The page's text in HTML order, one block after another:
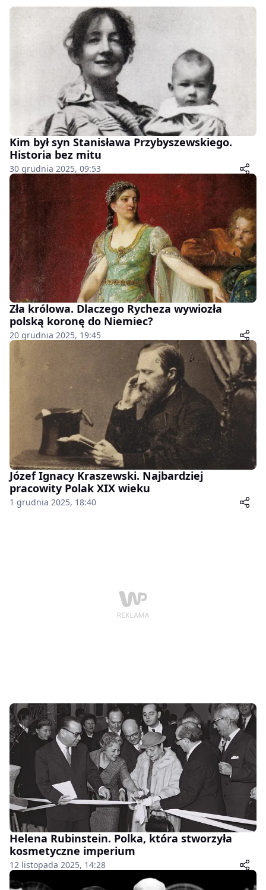
Kim był syn Stanisława Przybyszewskiego.
Historia bez mitu
30 grudnia 2025, 09:53
Zła królowa. Dlaczego Rycheza wywiozła
polską koronę do Niemiec?
20 grudnia 2025, 19:45
Józef Ignacy Kraszewski. Najbardziej
pracowity Polak XIX wieku
1 grudnia 2025, 18:40
Helena Rubinstein. Polka, która stworzyła
kosmetyczne imperium
12 listopada 2025, 14:28